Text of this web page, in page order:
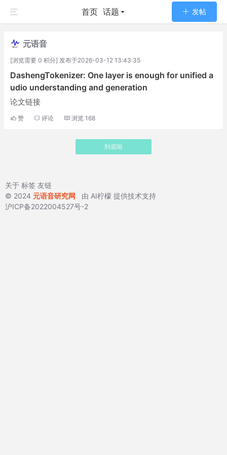
首页 话题 发帖
元语音
[浏览需要 0 积分] 发布于2026-03-12 13:43:35
DashengTokenizer: One layer is enough for unified a
udio understanding and generation
论文链接
赞 评论 浏览 168
到底啦
关于 标签 友链
© 2024 元语音研究网 由 AI柠檬 提供技术支持
沪ICP备2022004527号-2